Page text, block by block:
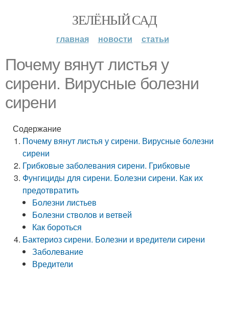
ЗЕЛЁНЫЙ САД
главная новости статьи
Почему вянут листья у
сирени. Вирусные болезни
сирени
Содержание
Почему вянут листья у сирени. Вирусные болезни
сирени
Грибковые заболевания сирени. Грибковые
Фунгициды для сирени. Болезни сирени. Как их
предотвратить
Болезни листьев
Болезни стволов и ветвей
Как бороться
Бактериоз сирени. Болезни и вредители сирени
Заболевание
Вредители